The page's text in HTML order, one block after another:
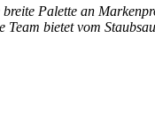
Palette an
Team bietet vom